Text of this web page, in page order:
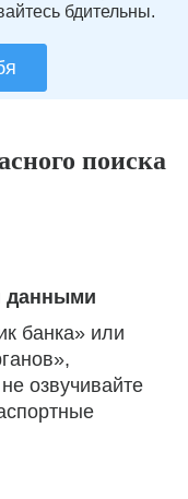
бдительны.
поиска
данными
банка» или
озвучивайте